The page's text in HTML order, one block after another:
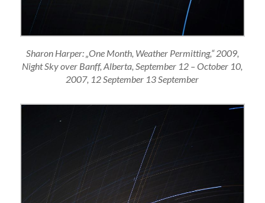
Sharon Harper: „One Month, Weather Permitting,“ 2009,
Night Sky over Banff, Alberta, September 12 – October 10,
2007, 12 September 13 September